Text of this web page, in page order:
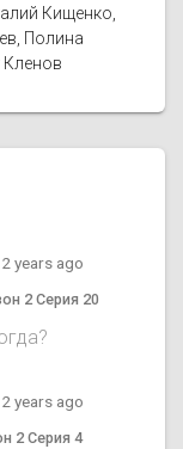
Кищенко,
Полина
Кленов
2 years ago
2 Серия 20
2 years ago
2 Серия 4